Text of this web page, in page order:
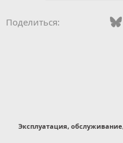
Поделиться: Vkontakte
Эксплуатация,